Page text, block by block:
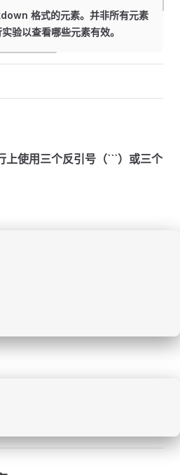
格式的元素。并非所有元素
验以查看哪些元素有效。
上使用三个反引号（```）或三个